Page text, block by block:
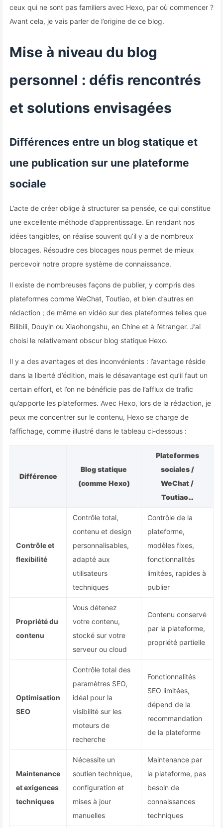
ceux qui ne sont pas familiers avec Hexo, par où commencer ?
Avant cela, je vais parler de l’origine de ce blog.
Mise à niveau du blog
personnel : défis rencontrés
et solutions envisagées
Différences entre un blog statique et
une publication sur une plateforme
sociale
L’acte de créer oblige à structurer sa pensée, ce qui constitue
une excellente méthode d’apprentissage. En rendant nos
idées tangibles, on réalise souvent qu’il y a de nombreux
blocages. Résoudre ces blocages nous permet de mieux
percevoir notre propre système de connaissance.
Il existe de nombreuses façons de publier, y compris des
plateformes comme WeChat, Toutiao, et bien d’autres en
rédaction ; de même en vidéo sur des plateformes telles que
Bilibili, Douyin ou Xiaohongshu, en Chine et à l’étranger. J’ai
choisi le relativement obscur blog statique Hexo.
Il y a des avantages et des inconvénients : l’avantage réside
dans la liberté d’édition, mais le désavantage est qu’il faut un
certain effort, et l’on ne bénéficie pas de l’afflux de trafic
qu’apporte les plateformes. Avec Hexo, lors de la rédaction, je
peux me concentrer sur le contenu, Hexo se charge de
l’affichage, comme illustré dans le tableau ci-dessous :
Différence
Blog statique
(comme Hexo)
Plateformes
sociales /
WeChat /
Toutiao…
Contrôle et
flexibilité
Contrôle total,
contenu et design
personnalisables,
adapté aux
utilisateurs
techniques
Contrôle de la
plateforme,
modèles fixes,
fonctionnalités
limitées, rapides à
publier
Propriété du
contenu
Vous détenez
votre contenu,
stocké sur votre
serveur ou cloud
Contenu conservé
par la plateforme,
propriété partielle
Optimisation
SEO
Contrôle total des
paramètres SEO,
idéal pour la
visibilité sur les
moteurs de
recherche
Fonctionnalités
SEO limitées,
dépend de la
recommandation
de la plateforme
Maintenance
et exigences
techniques
Nécessite un
soutien technique,
configuration et
mises à jour
manuelles
Maintenance par
la plateforme, pas
besoin de
connaissances
techniques